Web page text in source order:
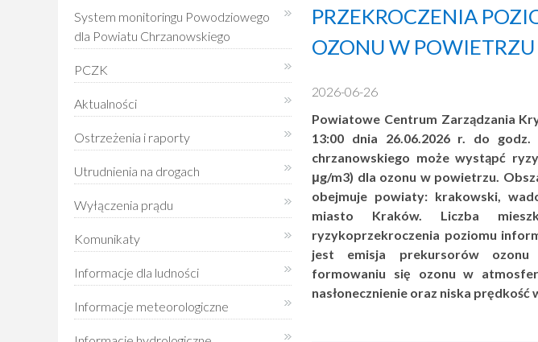
System monitoringu Powodziowego
dla Powiatu Chrzanowskiego
PCZK
Aktualności
Ostrzeżenia i raporty
Utrudnienia na drogach
Wyłączenia prądu
Komunikaty
Informacje dla ludności
Informacje meteorologiczne
PRZEKROCZENIA
OZONU W
2026-06-26
Powiatowe Centrum Zarządzania
13:00 dnia 26.06.2026 r. do
chrzanowskiego może wystąpć
μg/m3) dla ozonu w powietrzu.
obejmuje powiaty: krakowski,
miasto Kraków. Liczba
ryzykoprzekroczenia poziomu
jest emisja prekursorów ozonu
formowaniu się ozonu w
nasłonecznienie oraz niska prędkość